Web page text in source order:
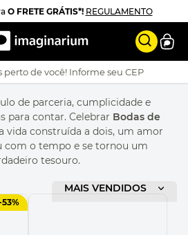
O FRETE GRÁTIS*! REGULAMENTO
perto de você! Informe seu CEP
de parceria, cumplicidade e
para contar. Celebrar Bodas de
vida construída a dois, um amor
com o tempo e se tornou um
tesouro.
ORDENAR POR
MAIS VENDIDOS
53%